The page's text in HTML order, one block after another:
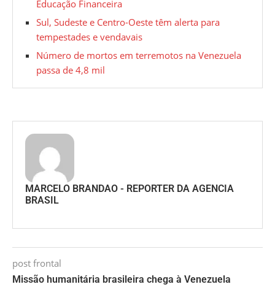
Educação Financeira
Sul, Sudeste e Centro-Oeste têm alerta para
tempestades e vendavais
Número de mortos em terremotos na Venezuela
passa de 4,8 mil
MARCELO BRANDAO - REPORTER DA AGENCIA
BRASIL
post frontal
Missão humanitária brasileira chega à Venezuela